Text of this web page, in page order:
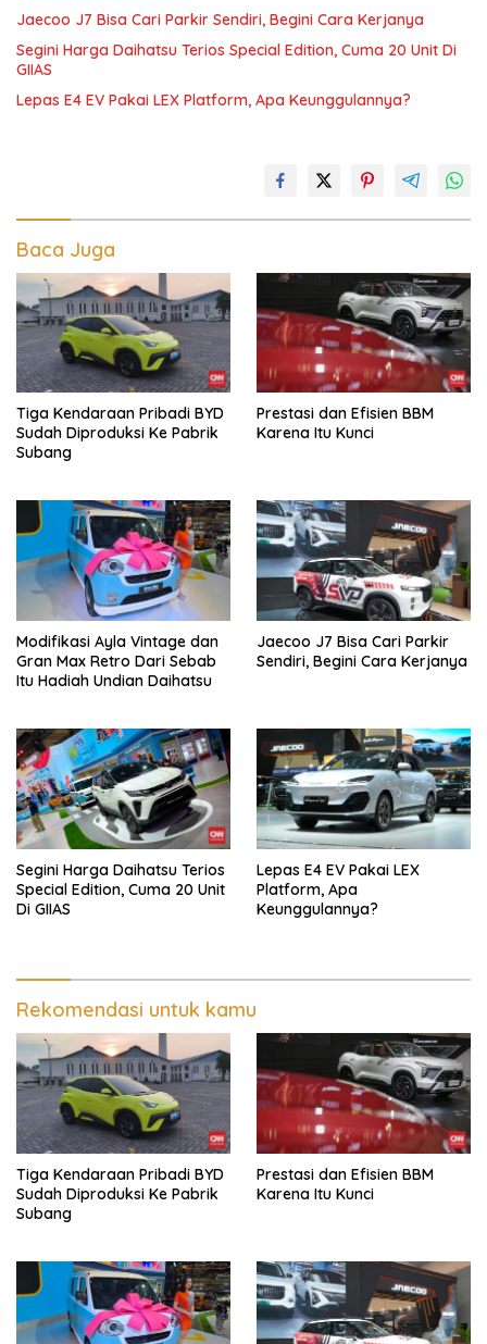
Jaecoo J7 Bisa Cari Parkir Sendiri, Begini Cara Kerjanya
Segini Harga Daihatsu Terios Special Edition, Cuma 20 Unit Di
GIIAS
Lepas E4 EV Pakai LEX Platform, Apa Keunggulannya?
Baca Juga
Tiga Kendaraan Pribadi BYD
Sudah Diproduksi Ke Pabrik
Subang
Prestasi dan Efisien BBM
Karena Itu Kunci
Modifikasi Ayla Vintage dan
Gran Max Retro Dari Sebab
Itu Hadiah Undian Daihatsu
Jaecoo J7 Bisa Cari Parkir
Sendiri, Begini Cara Kerjanya
Segini Harga Daihatsu Terios
Special Edition, Cuma 20 Unit
Di GIIAS
Lepas E4 EV Pakai LEX
Platform, Apa
Keunggulannya?
Rekomendasi untuk kamu
Tiga Kendaraan Pribadi BYD
Sudah Diproduksi Ke Pabrik
Subang
Prestasi dan Efisien BBM
Karena Itu Kunci